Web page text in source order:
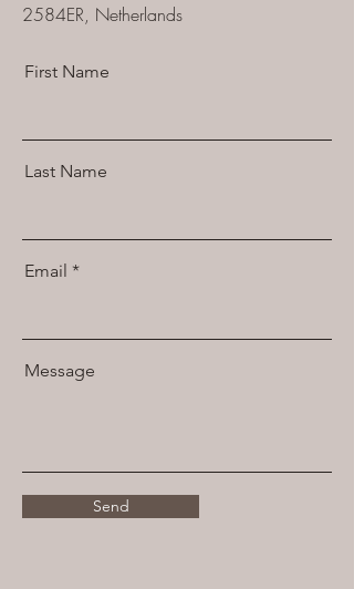
2584ER, Netherlands
First Name
Last Name
Email
Message
Send